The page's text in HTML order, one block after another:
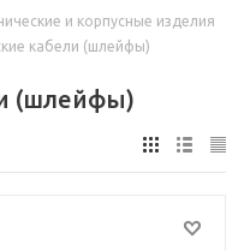
и корпусные изделия
кабели (шлейфы)
(шлейфы)